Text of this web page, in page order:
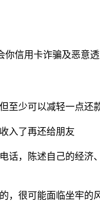
信用卡诈骗及恶意
少可以减轻一点还
入了再还给朋友
，陈述自己的经
，很可能面临坐牢的风